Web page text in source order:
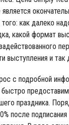
как далеко
какой формат
выступления и так
с подробной
праздника.
после